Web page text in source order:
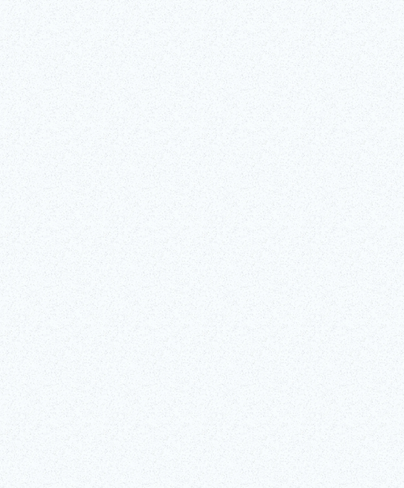
Tagsüber beginnend
für Anfänger
Kabuki-Schauspieler im Kabukiza-Theater in Ginza
Japans. Dieses exklusive Programm führt Sie durch die reiche
Craft Your Own Betty Smith
Denim in Ebisu, Shibuya City
At the Betty Smith Ebisu Workshop in Shibuya,